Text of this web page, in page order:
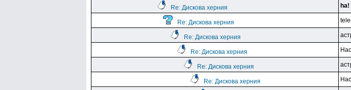
Re: Дискова херния ha!
Re: Дискова херния
Re: Дискова херния
Re: Дискова херния
Re: Дискова херния
Re: Дискова херния